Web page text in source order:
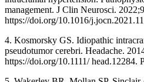
management. J Clin Neurosci.
https://doi.org/10.1016/
4. Kosmorsky GS. Idiopathic
pseudotumor cerebri. Headache.
https://doi.org/10.1111/ head.12284.